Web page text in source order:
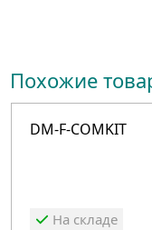
Похожие
DM-F-COMKIT
На складе